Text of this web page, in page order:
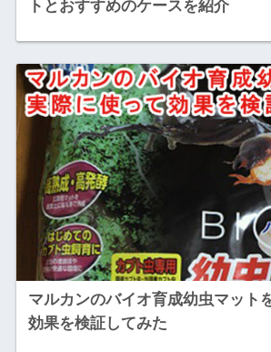
トとおすすめのケースを紹介
マルカンのバイオ育成幼虫マット
効果を検証してみた